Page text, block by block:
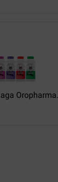
livré !